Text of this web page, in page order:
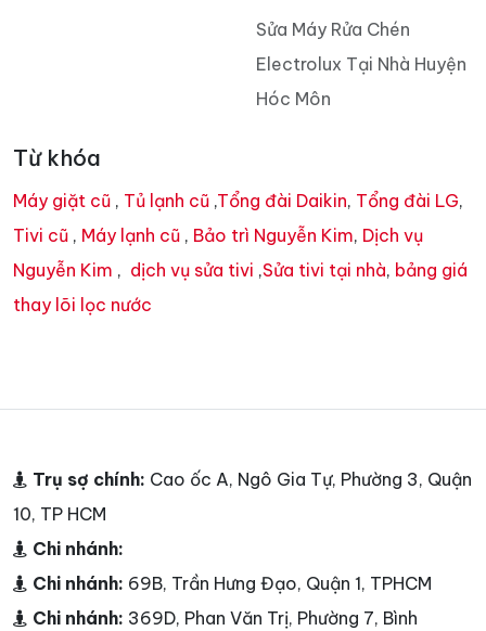
Sửa Máy Rửa Chén
Electrolux Tại Nhà Huyện
Hóc Môn
Từ khóa
Máy giặt cũ , Tủ lạnh cũ ,Tổng đài Daikin, Tổng đài LG,
Tivi cũ , Máy lạnh cũ , Bảo trì Nguyễn Kim, Dịch vụ
Nguyễn Kim , dịch vụ sửa tivi ,Sửa tivi tại nhà, bảng giá
thay lõi lọc nước
Trụ sợ chính: Cao ốc A, Ngô Gia Tự, Phường 3, Quận
10, TP HCM
Chi nhánh:
Chi nhánh: 69B, Trần Hưng Đạo, Quận 1, TPHCM
Chi nhánh: 369D, Phan Văn Trị, Phường 7, Bình